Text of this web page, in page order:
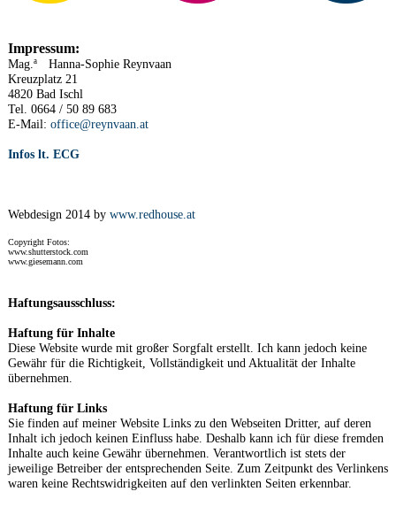
Impressum:
Mag.a
Hanna-Sophie Reynvaan
Kreuzplatz 21
4820 Bad Ischl
Tel. 0664 / 50 89 683
E-Mail: office@reynvaan.at
Infos lt. ECG
Webdesign 2014 by www.redhouse.at
Copyright Fotos:
www.shutterstock.com
www.giesemann.com
Haftungsausschluss:
Haftung für Inhalte
Diese Website wurde mit großer Sorgfalt erstellt. Ich kann jedoch keine
Gewähr für die Richtigkeit, Vollständigkeit und Aktualität der Inhalte
übernehmen.
Haftung für Links
Sie finden auf meiner Website Links zu den Webseiten Dritter, auf deren
Inhalt ich jedoch keinen Einfluss habe. Deshalb kann ich für diese fremden
Inhalte auch keine Gewähr übernehmen. Verantwortlich ist stets der
jeweilige Betreiber der entsprechenden Seite. Zum Zeitpunkt des Verlinkens
waren keine Rechtswidrigkeiten auf den verlinkten Seiten erkennbar.